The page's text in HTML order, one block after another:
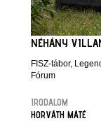
NÉHÁNY
FISZ-tábor,
Fórum
IRODALOM
HORVÁTH MÁTÉ